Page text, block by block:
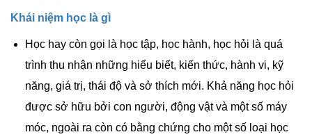
Khái niệm học là gì
Học hay còn gọi là học tập, học hành, học hỏi là quá
trình thu nhận những hiểu biết, kiến thức, hành vi, kỹ
năng, giá trị, thái độ và sở thích mới. Khả năng học hỏi
được sở hữu bởi con người, động vật và một số máy
móc, ngoài ra còn có bằng chứng cho một số loại học